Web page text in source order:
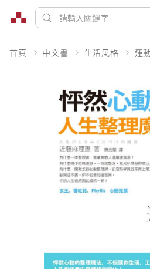
首頁 中文書 生活風格 運